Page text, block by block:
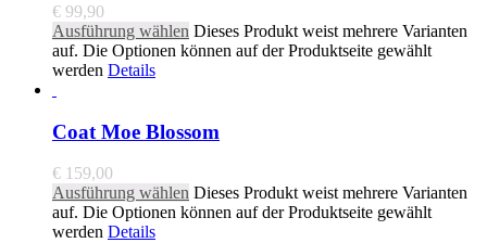
€ 99,90
Ausführung wählen Dieses Produkt weist mehrere Varianten
auf. Die Optionen können auf der Produktseite gewählt
werden Details
Coat Moe Blossom
€ 159,00
Ausführung wählen Dieses Produkt weist mehrere Varianten
auf. Die Optionen können auf der Produktseite gewählt
werden Details